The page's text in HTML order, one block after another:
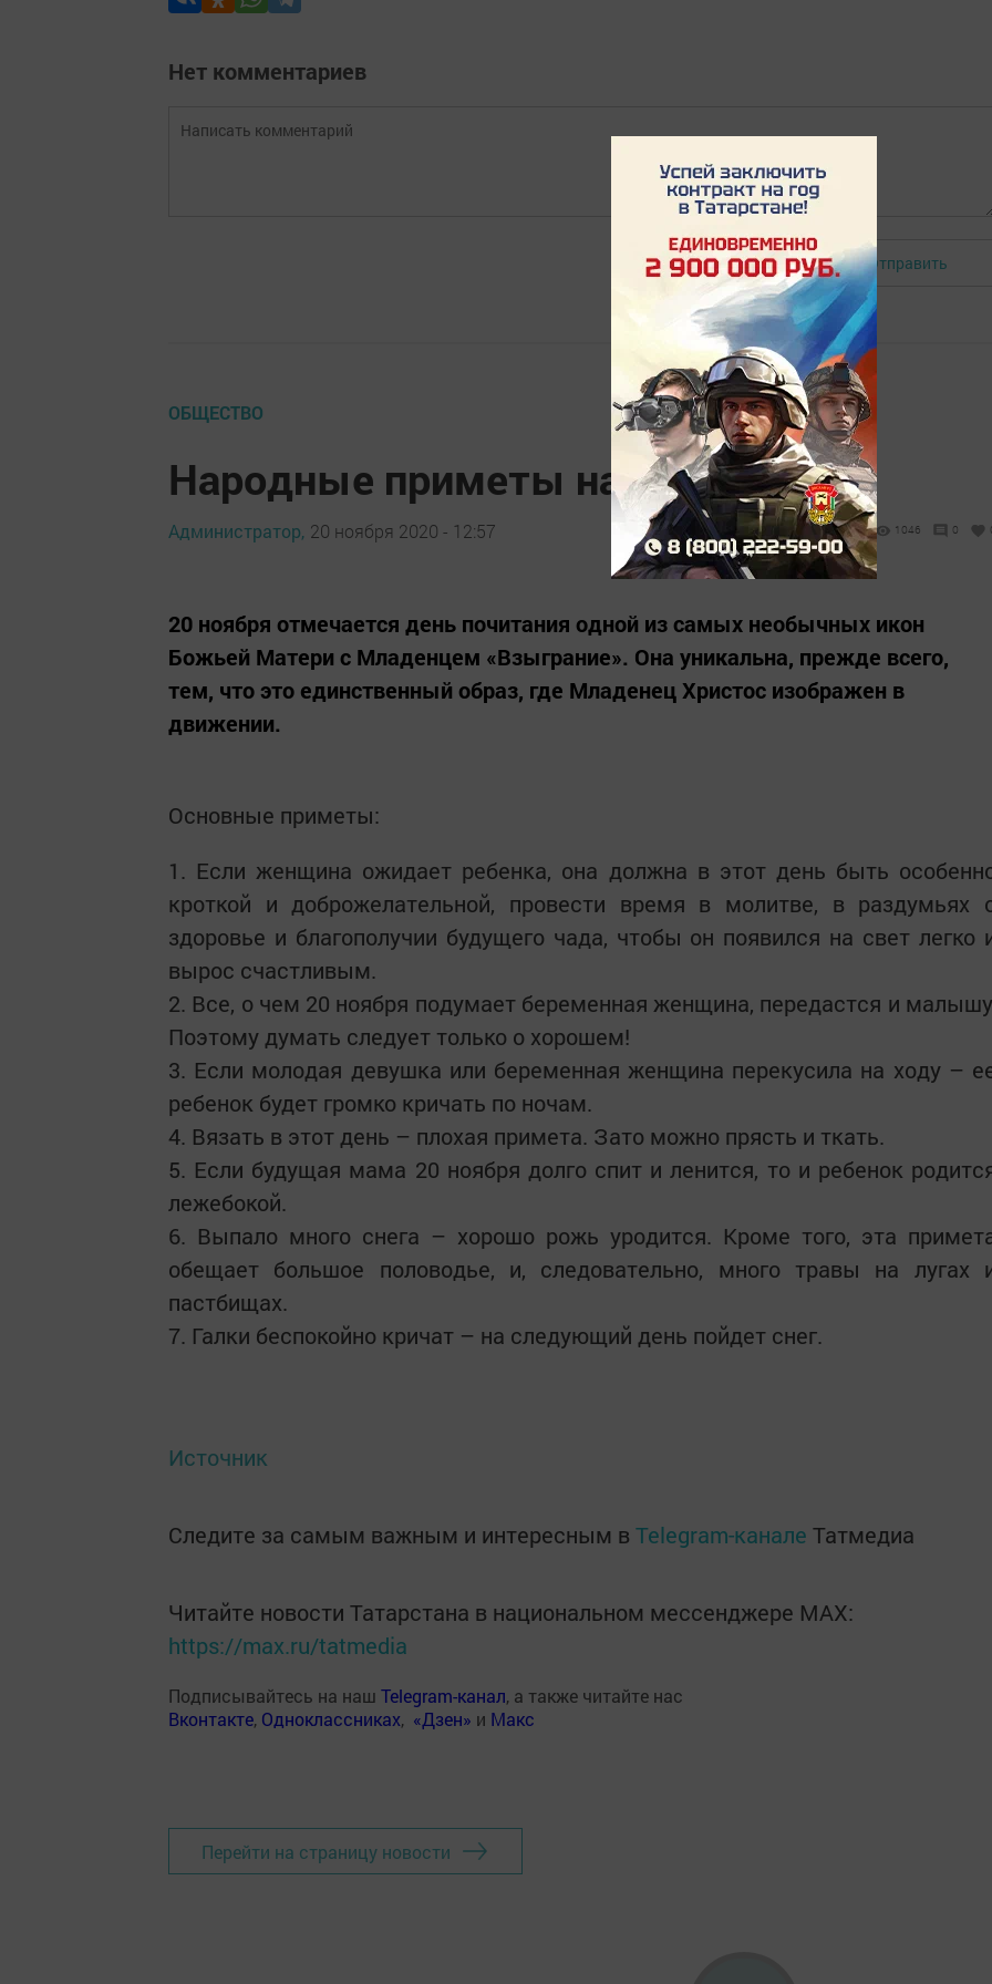
Нет комментариев
Авторизоваться Отправить
ОБЩЕСТВО
Народные приметы на 20 ноября
Администратор, 20 ноября 2020 - 12:57 1046 0
20 ноября отмечается день почитания одной из самых необычных икон
Божьей Матери с Младенцем «Взыграние». Она уникальна, прежде всего,
тем, что это единственный образ, где Младенец Христос изображен в
движении.
Основные приметы:
1. Если женщина ожидает ребенка, она должна в этот день быть
кроткой и доброжелательной, провести время в молитве, в раздумьях
здоровье и благополучии будущего чада, чтобы он появился на свет легко
вырос счастливым.
2. Все, о чем 20 ноября подумает беременная женщина, передастся и
Поэтому думать следует только о хорошем!
3. Если молодая девушка или беременная женщина перекусила на ходу –
ребенок будет громко кричать по ночам.
4. Вязать в этот день – плохая примета. Зато можно прясть и ткать.
5. Если будущая мама 20 ноября долго спит и ленится, то и ребенок
лежебокой.
6. Выпало много снега – хорошо рожь уродится. Кроме того, эта
обещает большое половодье, и, следовательно, много травы на лугах
пастбищах.
7. Галки беспокойно кричат – на следующий день пойдет снег.
Источник
Следите за самым важным и интересным в Telegram-канале Татмедиа
Читайте новости Татарстана в национальном мессенджере MАХ:
https://max.ru/tatmedia
Подписывайтесь на наш Telegram-канал, а также читайте нас
Вконтакте, Одноклассниках, «Дзен» и Макс
Перейти на страницу новости